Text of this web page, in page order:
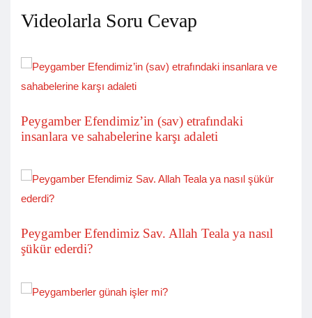
Videolarla Soru Cevap
Peygamber Efendimiz’in (sav) etrafındaki
insanlara ve sahabelerine karşı adaleti
Peygamber Efendimiz Sav. Allah Teala ya nasıl
şükür ederdi?